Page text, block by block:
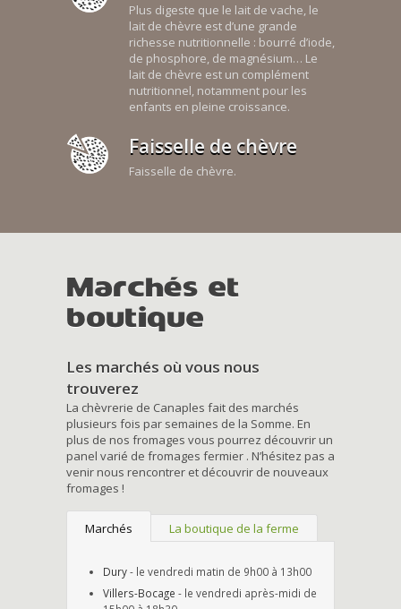
Plus digeste que le lait de vache, le
lait de chèvre est d’une grande
richesse nutritionnelle : bourré d’iode,
de phosphore, de magnésium… Le
lait de chèvre est un complément
nutritionnel, notamment pour les
enfants en pleine croissance.
Faisselle de chèvre
Faisselle de chèvre.
Marchés et
boutique
Les marchés où vous nous
trouverez
La chèvrerie de Canaples fait des marchés
plusieurs fois par semaines de la Somme. En
plus de nos fromages vous pourrez découvrir un
panel varié de fromages fermier . N’hésitez pas a
venir nous rencontrer et découvrir de nouveaux
fromages !
Marchés La boutique de la ferme
Dury- le vendredi matin de 9h00 à 13h00
Villers-Bocage - le vendredi après-midi de